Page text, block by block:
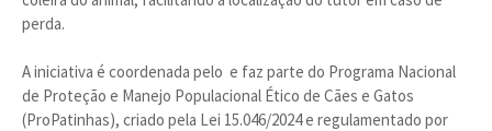
perda.
A iniciativa é coordenada pelo e faz parte do Programa Nacional
de Proteção e Manejo Populacional Ético de Cães e Gatos
(ProPatinhas), criado pela Lei 15.046/2024 e regulamentado por